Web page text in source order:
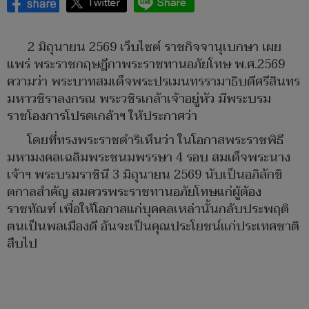
2 มิถุนายน 2569 เว็บไซต์ ราชกิจจานุเบกษา เผย
แพร่ พระราชกฤษฎีกาพระราชทานอภัยโทษ พ.ศ.2569
ความว่า พระบาทสมเด็จพระปรเมนทรรามาธิบดีศรีสินทร
มหาวชิราลงกรณ พระวชิรเกล้าเจ้าอยู่หัว มีพระบรม
ราชโองการโปรดเกล้าฯ ให้ประกาศว่า
โดยที่ทรงพระราชดำริเห็นว่า ในโอกาสพระราชพิธี
มหามงคลเฉลิมพระชนมพรรษา 4 รอบ สมเด็จพระนาง
เจ้าฯ พระบรมราชินี 3 มิถุนายน 2569 นับเป็นอภิลักขิ
ตกาลสำคัญ สมควรพระราชทานอภัยโทษแก่ผู้ต้อง
ราชทัณฑ์ เพื่อให้โอกาสแก่บุคคลเหล่านั้นกลับประพฤติ
ตนเป็นพลเมืองดี อันจะเป็นคุณประโยชน์แก่ประเทศชาติ
สืบไป